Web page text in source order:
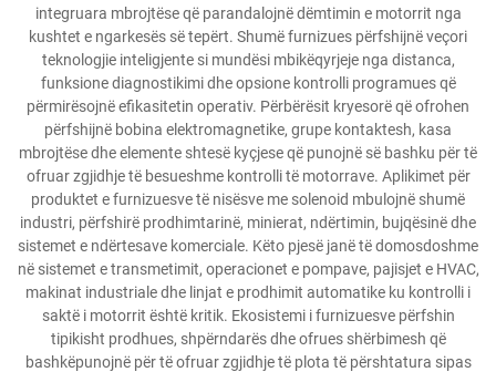
integruara mbrojtëse që parandalojnë dëmtimin e motorrit nga
kushtet e ngarkesës së tepërt. Shumë furnizues përfshijnë veçori
teknologjie inteligjente si mundësi mbikëqyrjeje nga distanca,
funksione diagnostikimi dhe opsione kontrolli programues që
përmirësojnë efikasitetin operativ. Përbërësit kryesorë që ofrohen
përfshijnë bobina elektromagnetike, grupe kontaktesh, kasa
mbrojtëse dhe elemente shtesë kyçjese që punojnë së bashku për të
ofruar zgjidhje të besueshme kontrolli të motorrave. Aplikimet për
produktet e furnizuesve të nisësve me solenoid mbulojnë shumë
industri, përfshirë prodhimtarinë, minierat, ndërtimin, bujqësinë dhe
sistemet e ndërtesave komerciale. Këto pjesë janë të domosdoshme
në sistemet e transmetimit, operacionet e pompave, pajisjet e HVAC,
makinat industriale dhe linjat e prodhimit automatike ku kontrolli i
saktë i motorrit është kritik. Ekosistemi i furnizuesve përfshin
tipikisht prodhues, shpërndarës dhe ofrues shërbimesh që
bashkëpunojnë për të ofruar zgjidhje të plota të përshtatura sipas